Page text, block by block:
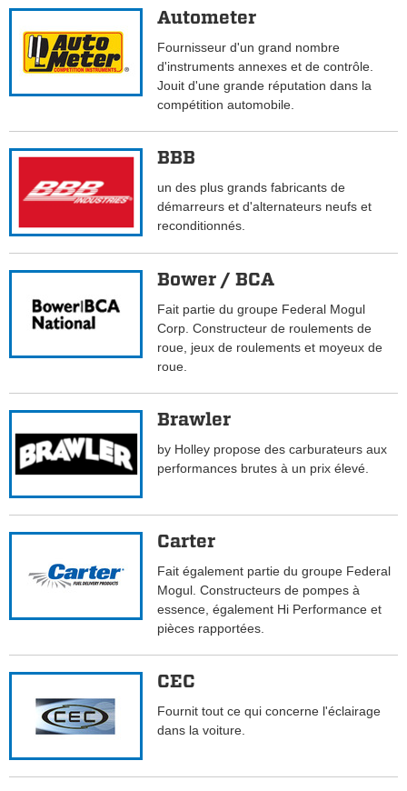
Autometer
Fournisseur d'un grand nombre
d'instruments annexes et de contrôle.
Jouit d'une grande réputation dans la
compétition automobile.
BBB
un des plus grands fabricants de
démarreurs et d'alternateurs neufs et
reconditionnés.
Bower / BCA
Fait partie du groupe Federal Mogul
Corp. Constructeur de roulements de
roue, jeux de roulements et moyeux de
roue.
Brawler
by Holley propose des carburateurs aux
performances brutes à un prix élevé.
Carter
Fait également partie du groupe Federal
Mogul. Constructeurs de pompes à
essence, également Hi Performance et
pièces rapportées.
CEC
Fournit tout ce qui concerne l'éclairage
dans la voiture.